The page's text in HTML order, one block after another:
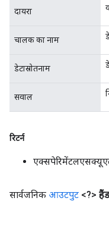
दायरा
चालक का नाम
डेटास्रोतनाम
सवाल
रिटर्न
सार्वजनिक आउटपुट <?>